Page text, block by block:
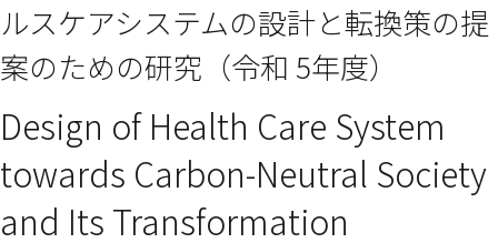
ドウで開きます）
ンドウで開きます）
ウインドウで開きます）
ルスケアシステムの設計と転換策の提
案のための研究（令和 5年度）
Design of Health Care System
towards Carbon-Neutral Society
and Its Transformation